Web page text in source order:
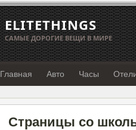
ELITETHINGS
САМЫЕ ДОРОГИЕ ВЕЩИ В МИРЕ
Главная Авто Часы
Страницы со